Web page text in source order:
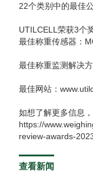
22个类别中的最佳
UTILCELL荣获3个
最佳称重传感器：
最佳称重监测解决
最佳网站：
如想了解更多信息
https://
review-awards-
查看新闻